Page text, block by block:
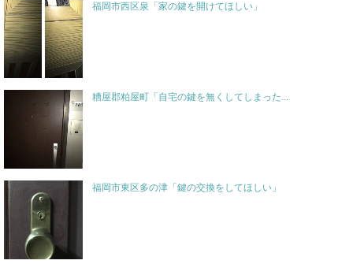
福岡市西区泉「家の鍵を開けてほしい」
糟屋郡粕屋町「自宅の鍵を無くしてしまった...
福岡市東区多の津「鍵の交換をしてほしい」